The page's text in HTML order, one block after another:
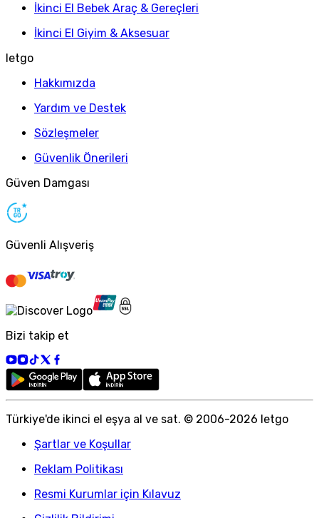
İkinci El Bebek Araç & Gereçleri
İkinci El Giyim & Aksesuar
letgo
Hakkımızda
Yardım ve Destek
Sözleşmeler
Güvenlik Önerileri
Güven Damgası
Güvenli Alışveriş
Bizi takip et
Türkiye'de ikinci el eşya al ve sat. © 2006-2026 letgo
Şartlar ve Koşullar
Reklam Politikası
Resmi Kurumlar için Kılavuz